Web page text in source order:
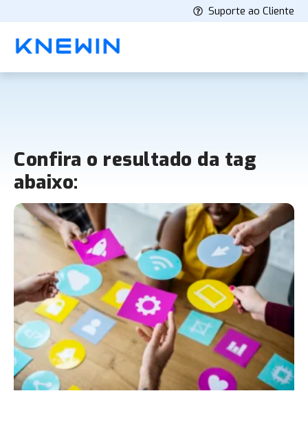
Suporte ao Cliente
Confira o resultado da tag
abaixo: